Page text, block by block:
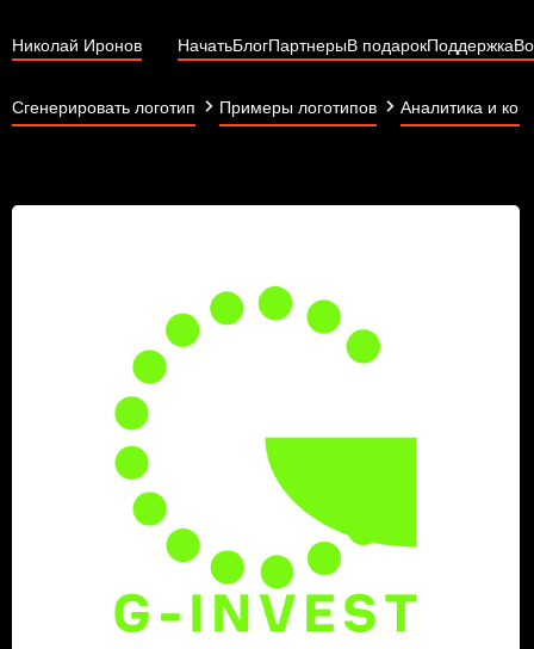
Николай Иронов НачатьБлогПартнерыВ подарокПоддержка
Сгенерировать логотип Примеры логотипов Аналитика и